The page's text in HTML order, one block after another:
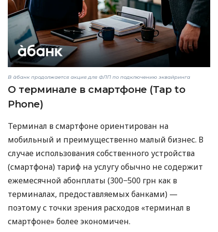
В àбанк продолжается акция для ФЛП по подключению эквайринга
О терминале в смартфоне (Tap to
Phone)
Терминал в смартфоне ориентирован на
мобильный и преимущественно малый бизнес. В
случае использования собственного устройства
(смартфона) тариф на услугу обычно не содержит
ежемесячной абонплаты (300−500 грн как в
терминалах, предоставляемых банками) —
поэтому с точки зрения расходов «терминал в
смартфоне» более экономичен.